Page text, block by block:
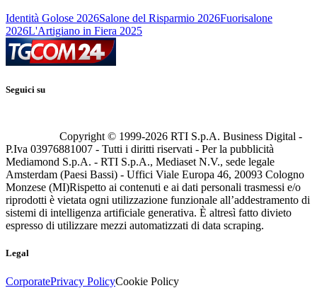
Identità Golose 2026Salone del Risparmio 2026Fuorisalone
2026L'Artigiano in Fiera 2025
Seguici su
Copyright © 1999-2026 RTI S.p.A. Business Digital -
P.Iva 03976881007 - Tutti i diritti riservati - Per la pubblicità
Mediamond S.p.A. - RTI S.p.A., Mediaset N.V., sede legale
Amsterdam (Paesi Bassi) - Uffici Viale Europa 46, 20093 Cologno
Monzese (MI)Rispetto ai contenuti e ai dati personali trasmessi e/o
riprodotti è vietata ogni utilizzazione funzionale all’addestramento di
sistemi di intelligenza artificiale generativa. È altresì fatto divieto
espresso di utilizzare mezzi automatizzati di data scraping.
Legal
CorporatePrivacy PolicyCookie Policy